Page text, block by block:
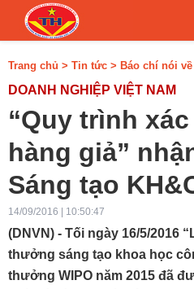
Trang chủ > Tin tức > Báo chí nói
DOANH NGHIỆP VIỆT NAM
“Quy trình
hàng giả”
Sáng tạo
14/09/2016 | 10:50:47
(DNVN) - Tối ngày 16/5/2016
thưởng sáng tạo khoa học
thưởng WIPO năm 2015 đã